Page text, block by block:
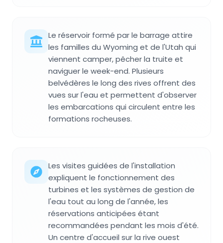
Le réservoir formé par le barrage attire
les familles du Wyoming et de l'Utah qui
viennent camper, pêcher la truite et
naviguer le week-end. Plusieurs
belvédères le long des rives offrent des
vues sur l'eau et permettent d'observer
les embarcations qui circulent entre les
formations rocheuses.
Les visites guidées de l'installation
expliquent le fonctionnement des
turbines et les systèmes de gestion de
l'eau tout au long de l'année, les
réservations anticipées étant
recommandées pendant les mois d'été.
Un centre d'accueil sur la rive ouest